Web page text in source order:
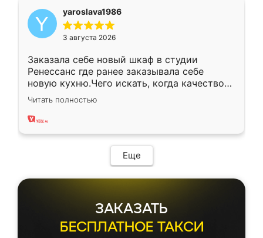
yaroslava1986
3 августа 2026
Заказала себе новый шкаф в студии
Ренессанс где ранее заказывала себе
новую кухню.Чего искать, когда качеством
вполне довольна. Служит кухня уже почти
два года, нареканий нет.
Читать полностью
Еще
ЗАКАЗАТЬ
БЕСПЛАТНОЕ ТАКСИ